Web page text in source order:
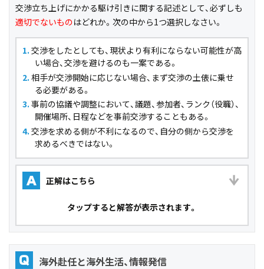
交渉立ち上げにかかる駆け引きに関する記述として、必ずしも
適切でないものはどれか。次の中から1つ選択しなさい。
交渉をしたとしても、現状より有利にならない可能性が高
い場合、交渉を避けるのも一案である。
相手が交渉開始に応じない場合、まず交渉の土俵に乗せ
る必要がある。
事前の協議や調整において、議題、参加者、ランク（役職）、
開催場所、日程などを事前交渉することもある。
交渉を求める側が不利になるので、自分の側から交渉を
求めるべきではない。
正解はこちら
タップすると解答が表示されます。
海外赴任と海外生活、情報発信